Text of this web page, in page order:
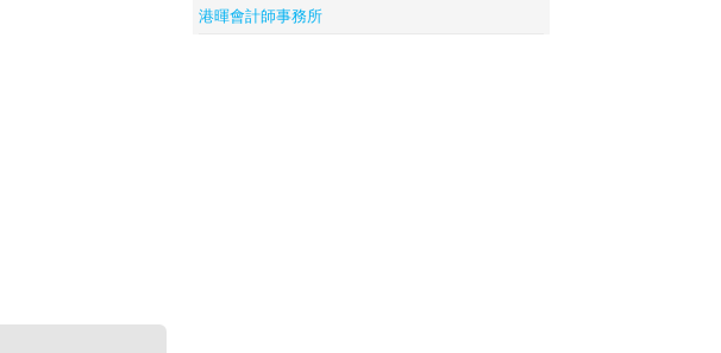
港暉會計師事務所